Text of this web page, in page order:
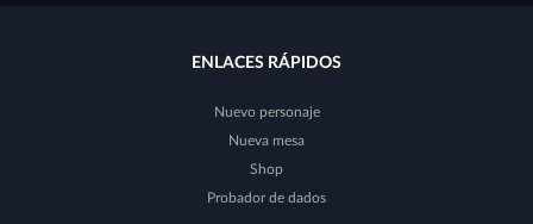
ENLACES RÁPIDOS
Nuevo personaje
Nueva mesa
Shop
Probador de dados